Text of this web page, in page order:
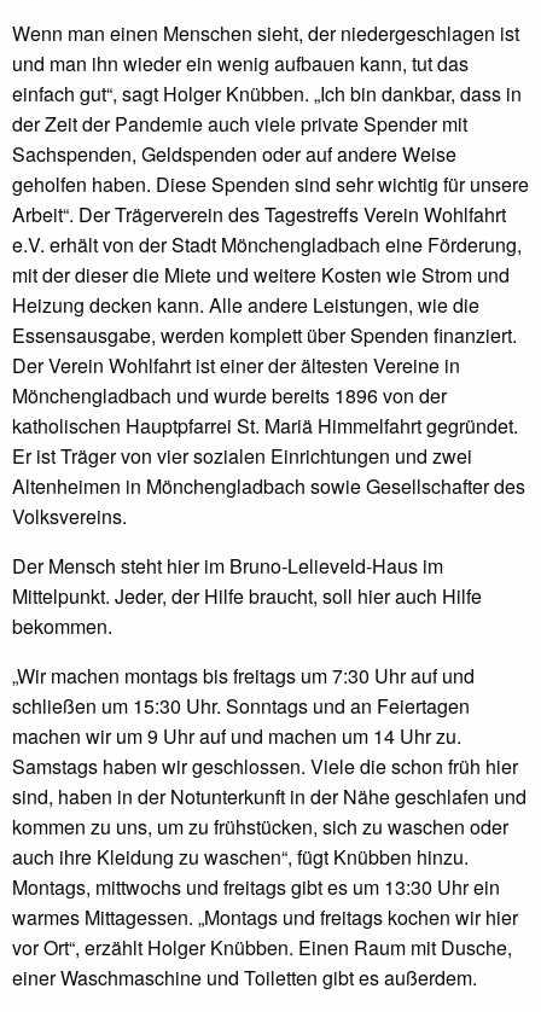
Wenn man einen Menschen sieht, der niedergeschlagen ist
und man ihn wieder ein wenig aufbauen kann, tut das
einfach gut“, sagt Holger Knübben. „Ich bin dankbar, dass in
der Zeit der Pandemie auch viele private Spender mit
Sachspenden, Geldspenden oder auf andere Weise
geholfen haben. Diese Spenden sind sehr wichtig für unsere
Arbeit“. Der Trägerverein des Tagestreffs Verein Wohlfahrt
e.V. erhält von der Stadt Mönchengladbach eine Förderung,
mit der dieser die Miete und weitere Kosten wie Strom und
Heizung decken kann. Alle andere Leistungen, wie die
Essensausgabe, werden komplett über Spenden finanziert.
Der Verein Wohlfahrt ist einer der ältesten Vereine in
Mönchengladbach und wurde bereits 1896 von der
katholischen Hauptpfarrei St. Mariä Himmelfahrt gegründet.
Er ist Träger von vier sozialen Einrichtungen und zwei
Altenheimen in Mönchengladbach sowie Gesellschafter des
Volksvereins.
Der Mensch steht hier im Bruno-Lelieveld-Haus im
Mittelpunkt. Jeder, der Hilfe braucht, soll hier auch Hilfe
bekommen.
„Wir machen montags bis freitags um 7:30 Uhr auf und
schließen um 15:30 Uhr. Sonntags und an Feiertagen
machen wir um 9 Uhr auf und machen um 14 Uhr zu.
Samstags haben wir geschlossen. Viele die schon früh hier
sind, haben in der Notunterkunft in der Nähe geschlafen und
kommen zu uns, um zu frühstücken, sich zu waschen oder
auch ihre Kleidung zu waschen“, fügt Knübben hinzu.
Montags, mittwochs und freitags gibt es um 13:30 Uhr ein
warmes Mittagessen. „Montags und freitags kochen wir hier
vor Ort“, erzählt Holger Knübben. Einen Raum mit Dusche,
einer Waschmaschine und Toiletten gibt es außerdem.